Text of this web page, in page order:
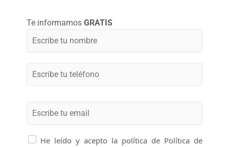
Te informamos GRATIS
He leído y acepto la política de Política de